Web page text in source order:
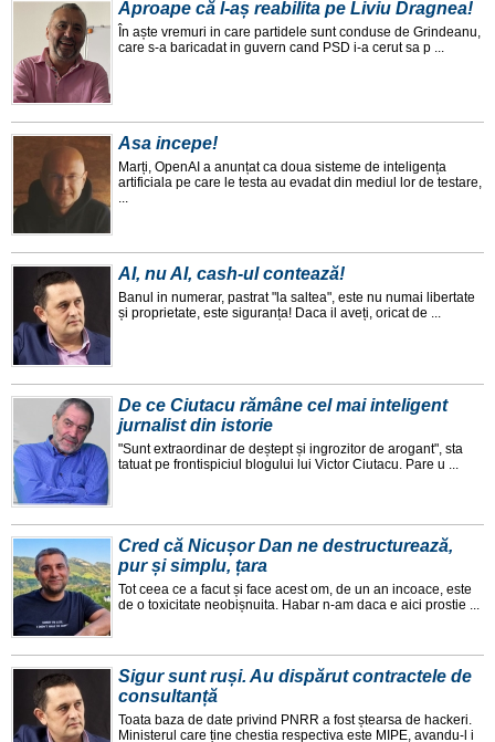
Aproape că l-aș reabilita pe Liviu Dragnea!
În aște vremuri in care partidele sunt conduse de Grindeanu,
care s-a baricadat in guvern cand PSD i-a cerut sa p ...
Asa incepe!
Marți, OpenAI a anunțat ca doua sisteme de inteligența
artificiala pe care le testa au evadat din mediul lor de testare,
...
AI, nu AI, cash-ul contează!
Banul in numerar, pastrat "la saltea", este nu numai libertate
și proprietate, este siguranța! Daca il aveți, oricat de ...
De ce Ciutacu rămâne cel mai inteligent
jurnalist din istorie
"Sunt extraordinar de deștept și ingrozitor de arogant", sta
tatuat pe frontispiciul blogului lui Victor Ciutacu. Pare u ...
Cred că Nicușor Dan ne destructurează,
pur și simplu, țara
Tot ceea ce a facut și face acest om, de un an incoace, este
de o toxicitate neobișnuita. Habar n-am daca e aici prostie ...
Sigur sunt ruși. Au dispărut contractele de
consultanță
Toata baza de date privind PNRR a fost ștearsa de hackeri.
Ministerul care ține chestia respectiva este MIPE, avandu-l i